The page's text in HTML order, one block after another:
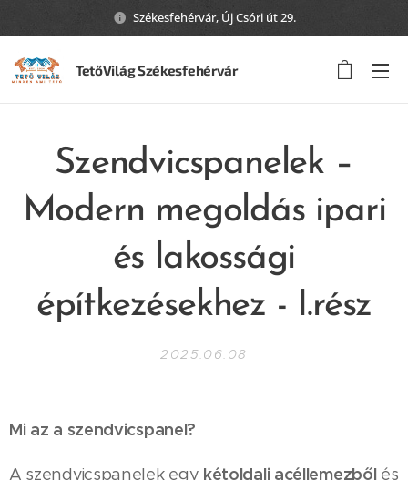
Székesfehérvár, Új Csóri út 29.
TetőVilág Székesfehérvár
Szendvicspanelek –
Modern megoldás ipari
és lakossági
építkezésekhez - I.rész
2025.06.08
Mi az a szendvicspanel?
A szendvicspanelek egy kétoldali acéllemezbőlés